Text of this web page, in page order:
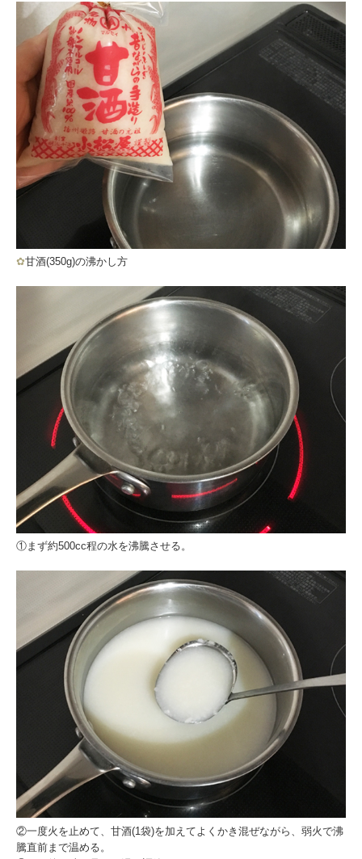
✿甘酒(350g)の沸かし方
①まず約500cc程の水を沸騰させる。
②一度火を止めて、甘酒(1袋)を加えてよくかき混ぜながら、弱火で沸
騰直前まで温める。